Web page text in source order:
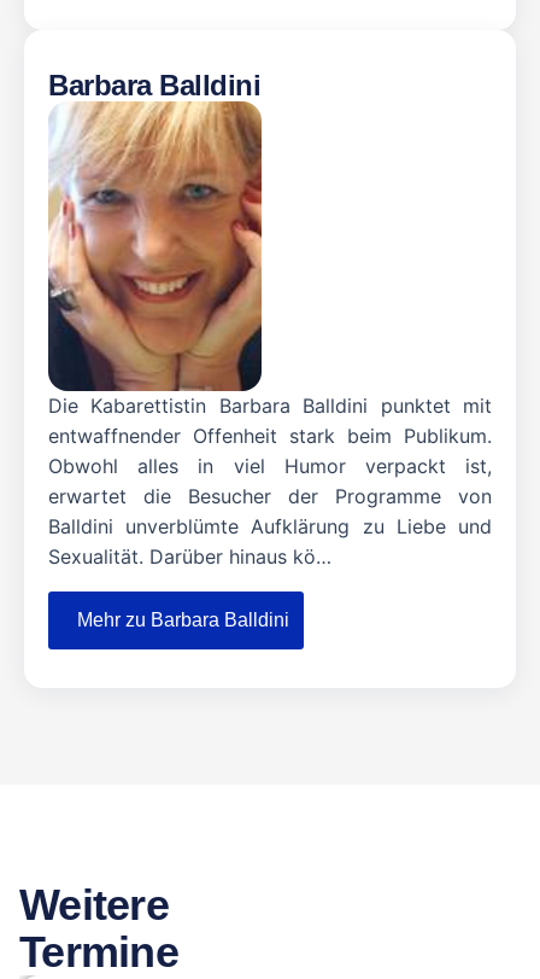
Barbara Balldini
Die Kabarettistin Barbara Balldini punktet mit
entwaffnender Offenheit stark beim Publikum.
Obwohl alles in viel Humor verpackt ist,
erwartet die Besucher der Programme von
Balldini unverblümte Aufklärung zu Liebe und
Sexualität. Darüber hinaus kö…
Mehr zu Barbara Balldini
Weitere
Termine